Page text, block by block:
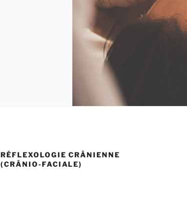
RÉFLEXOLOGIE CRÂNIENNE
(CRÂNIO-FACIALE)